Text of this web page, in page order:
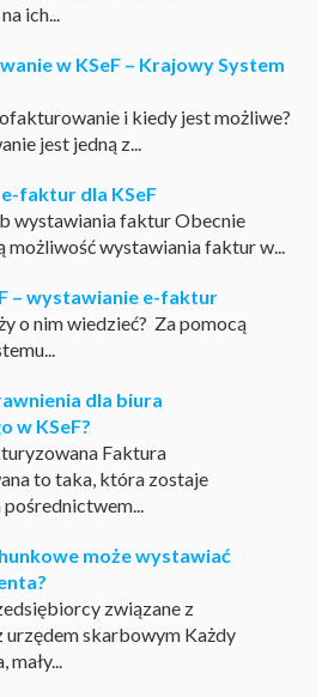
ich...
w KSeF – Krajowy System
i kiedy jest możliwe?
jest jedną z...
faktur dla KSeF
wystawiania faktur Obecnie
możliwość wystawiania faktur w...
– wystawianie e-faktur
o nim wiedzieć? Za pomocą
dla biura
w KSeF?
Faktura
to taka, która zostaje
może wystawiać
związane z
urzędem skarbowym Każdy